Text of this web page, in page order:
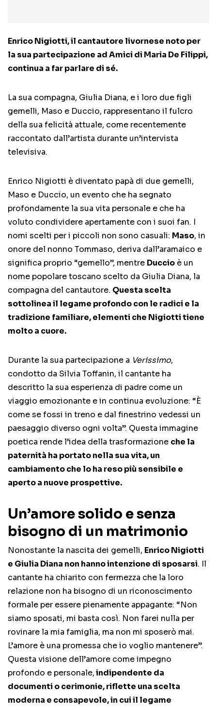
Enrico Nigiotti, il cantautore livornese noto per
la sua partecipazione ad Amici di Maria De Filippi,
continua a far parlare di sé.
La sua compagna, Giulia Diana, e i loro due figli
gemelli, Maso e Duccio, rappresentano il fulcro
della sua felicità attuale, come recentemente
raccontato dall’artista durante un’intervista
televisiva.
Enrico Nigiotti è diventato papà di due gemelli,
Maso e Duccio, un evento che ha segnato
profondamente la sua vita personale e che ha
voluto condividere apertamente con i suoi fan. I
nomi scelti per i piccoli non sono casuali: Maso, in
onore del nonno Tommaso, deriva dall’aramaico e
significa proprio “gemello”, mentre Duccio è un
nome popolare toscano scelto da Giulia Diana, la
compagna del cantautore. Questa scelta
sottolinea il legame profondo con le radici e la
tradizione familiare, elementi che Nigiotti tiene
molto a cuore.
Durante la sua partecipazione a Verissimo,
condotto da Silvia Toffanin, il cantante ha
descritto la sua esperienza di padre come un
viaggio emozionante e in continua evoluzione: “È
come se fossi in treno e dal finestrino vedessi un
paesaggio diverso ogni volta”. Questa immagine
poetica rende l’idea della trasformazione che la
paternità ha portato nella sua vita, un
cambiamento che lo ha reso più sensibile e
aperto a nuove prospettive.
Un’amore solido e senza
bisogno di un matrimonio
Nonostante la nascita dei gemelli, Enrico Nigiotti
e Giulia Diana non hanno intenzione di sposarsi. Il
cantante ha chiarito con fermezza che la loro
relazione non ha bisogno di un riconoscimento
formale per essere pienamente appagante: “Non
siamo sposati, mi basta così. Non farei nulla per
rovinare la mia famiglia, ma non mi sposerò mai.
L’amore è una promessa che io voglio mantenere”.
Questa visione dell’amore come impegno
profondo e personale,indipendente da
documenti o cerimonie, riflette una scelta
moderna e consapevole, in cui il legame